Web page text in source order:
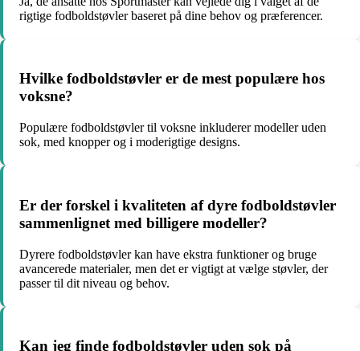
rigtige fodboldstøvler baseret på dine behov og præferencer.
Hvilke fodboldstøvler er de mest populære hos
voksne?
Populære fodboldstøvler til voksne inkluderer modeller uden
sok, med knopper og i moderigtige designs.
Er der forskel i kvaliteten af dyre fodboldstøvler
sammenlignet med billigere modeller?
Dyrere fodboldstøvler kan have ekstra funktioner og bruge
avancerede materialer, men det er vigtigt at vælge støvler, der
passer til dit niveau og behov.
Kan jeg finde fodboldstøvler uden sok på